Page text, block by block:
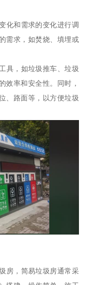
化和需求的变化进行调
需求，如焚烧、填埋或
具，如垃圾推车、垃圾
效率和安全性。同时，
、路面等，以方便垃圾
房，简易垃圾房通常采